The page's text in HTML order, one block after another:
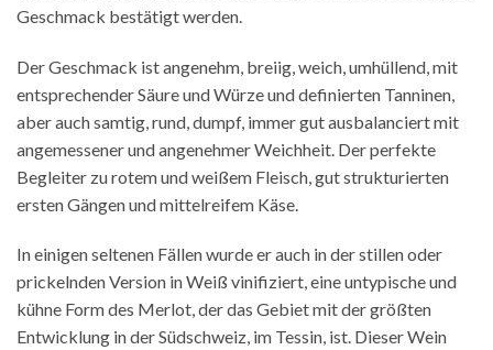
Geschmack bestätigt werden.
Der Geschmack ist angenehm, breiig, weich, umhüllend, mit
entsprechender Säure und Würze und definierten Tanninen,
aber auch samtig, rund, dumpf, immer gut ausbalanciert mit
angemessener und angenehmer Weichheit. Der perfekte
Begleiter zu rotem und weißem Fleisch, gut strukturierten
ersten Gängen und mittelreifem Käse.
In einigen seltenen Fällen wurde er auch in der stillen oder
prickelnden Version in Weiß vinifiziert, eine untypische und
kühne Form des Merlot, der das Gebiet mit der größten
Entwicklung in der Südschweiz, im Tessin, ist. Dieser Wein